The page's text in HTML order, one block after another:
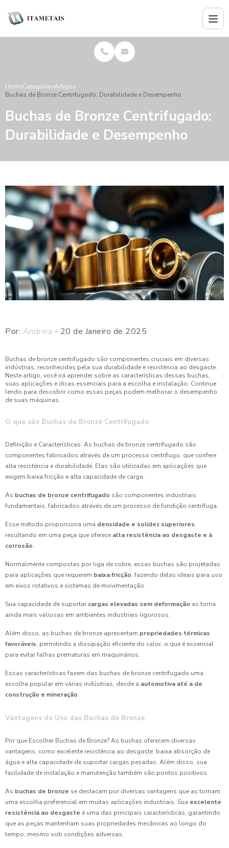
HomeCategoriasArtigos
Buchas de Bronze Centrifugado: Durabilidade e Desempenho
Buchas de Bronze Centrifugado:
Durabilidade e Desempenho
Por: Andreia - 20 de Janeiro de 2025
Buchas de bronze centrifugado são componentes cruciais em diversas
indústrias, reconhecidas pela sua durabilidade e resistência ao desgaste.
Neste artigo, você irá aprender sobre as características dessas buchas,
suas aplicações e dicas essenciais para a escolha e instalação. Continue
lendo para descobrir como essas peças podem melhorar o desempenho
de suas máquinas.
O que são Buchas de Bronze Centrifugado
Definição e Características: As buchas de bronze centrifugado são
componentes fabricados através de um processo centrífugo, que confere
alta resistência e durabilidade. Elas são utilizadas em aplicações que
exigem baixa fricção e alta capacidade de carga.
As buchas de bronze centrifugado são componentes industriais
fundamentais, fabricados através de um processo de fundição centrífuga.
Esse método proporciona uma densidade e solidez superiores,
resultando em uma peça que oferece alta resistência ao desgaste e à
corrosão.
Normalmente compostas por liga de cobre, essas buchas são projetadas
para aplicações que requerem baixa fricção, fazendo delas ideais para uso
em eixos rotativos e sistemas de movimentação.
Sua capacidade de suportar cargas elevadas sem deformação as torna
ainda mais valiosas em ambientes industriais rigorosos.
Além disso, as buchas de bronze apresentam propriedades térmicas
favoráveis, permitindo a dissipação eficiente do calor, o que é essencial
para evitar falhas prematuras em maquinários.
Essas características fazem das buchas de bronze centrifugado uma
escolha popular em várias indústrias, desde a automotiva até a de
construção e mineração.
Vantagens do Uso das Buchas de Bronze
Por que Escolher Buchas de Bronze? As buchas oferecem diversas
vantagens, como excelente resistência ao desgaste, baixa absorção de
água e alta capacidade de suportar cargas pesadas. Além disso, sua
facilidade de instalação e manutenção também são pontos positivos.
As buchas de bronze se destacam por diversas vantagens que as tornam
uma escolha preferencial em muitas aplicações industriais. Sua excelente
resistência ao desgaste é uma das principais características, garantindo
que as peças mantenham suas propriedades mecânicas ao longo do
tempo, mesmo sob condições adversas.